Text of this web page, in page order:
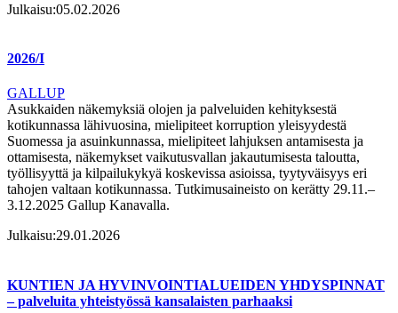
Julkaisu:05.02.2026
2026/I
GALLUP
Asukkaiden näkemyksiä olojen ja palveluiden kehityksestä
kotikunnassa lähivuosina, mielipiteet korruption yleisyydestä
Suomessa ja asuinkunnassa, mielipiteet lahjuksen antamisesta ja
ottamisesta, näkemykset vaikutusvallan jakautumisesta taloutta,
työllisyyttä ja kilpailukykyä koskevissa asioissa, tyytyväisyys eri
tahojen valtaan kotikunnassa. Tutkimusaineisto on kerätty 29.11.–
3.12.2025 Gallup Kanavalla.
Julkaisu:29.01.2026
KUNTIEN JA HYVINVOINTIALUEIDEN YHDYSPINNAT
– palveluita yhteistyössä kansalaisten parhaaksi